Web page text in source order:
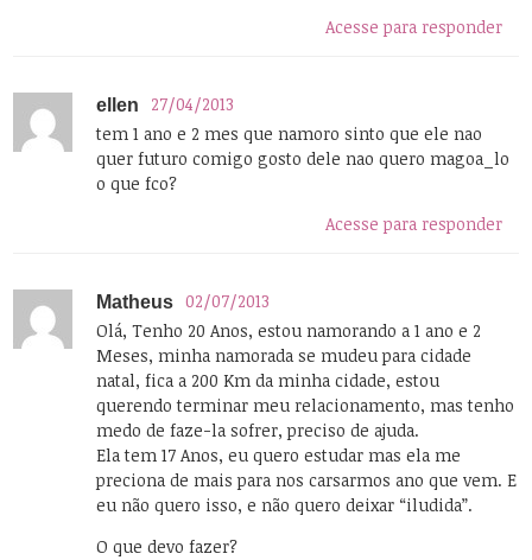
Acesse para responder
ellen
27/04/2013
tem 1 ano e 2 mes que namoro sinto que ele nao
quer futuro comigo gosto dele nao quero magoa_lo
o que fco?
Acesse para responder
Matheus
02/07/2013
Olá, Tenho 20 Anos, estou namorando a 1 ano e 2
Meses, minha namorada se mudeu para cidade
natal, fica a 200 Km da minha cidade, estou
querendo terminar meu relacionamento, mas tenho
medo de faze-la sofrer, preciso de ajuda.
Ela tem 17 Anos, eu quero estudar mas ela me
preciona de mais para nos carsarmos ano que vem. E
eu não quero isso, e não quero deixar “iludida”.
O que devo fazer?